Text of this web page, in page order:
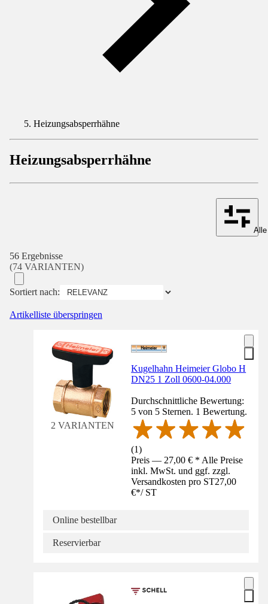
Heizungsabsperrhähne
Heizungsabsperrhähne
56 Ergebnisse
(74 VARIANTEN)
Sortiert nach:
Artikelliste überspringen
2 VARIANTEN
Kugelhahn Heimeier Globo H
DN25 1 Zoll 0600-04.000
Durchschnittliche Bewertung:
5 von 5 Sternen. 1 Bewertung.
(1)
Preis — 27,00 € * Alle Preise
inkl. MwSt. und ggf. zzgl.
Versandkosten pro ST27,00
€*/ ST
Online bestellbar
Reservierbar